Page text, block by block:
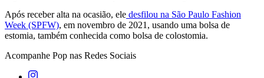
Após receber alta na ocasião, ele desfilou na São Paulo Fashion
Week (SPFW), em novembro de 2021, usando uma bolsa de
estomia, também conhecida como bolsa de colostomia.
Acompanhe Pop nas Redes Sociais